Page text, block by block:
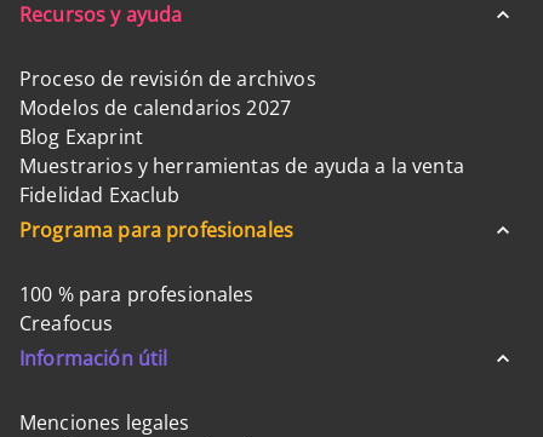
Recursos y ayuda
Proceso de revisión de archivos
Modelos de calendarios 2027
Blog Exaprint
Muestrarios y herramientas de ayuda a la venta
Fidelidad Exaclub
Programa para profesionales
100 % para profesionales
Creafocus
Información útil
Menciones legales